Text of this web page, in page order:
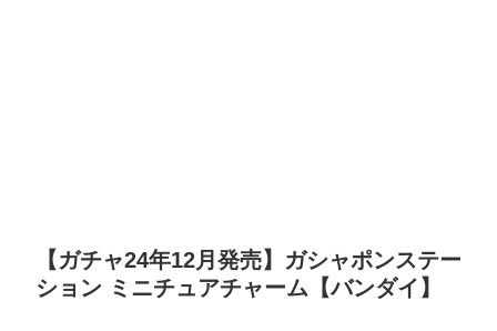
【ガチャ24年12月発売】ガシャポンステー
ション ミニチュアチャーム【バンダイ】